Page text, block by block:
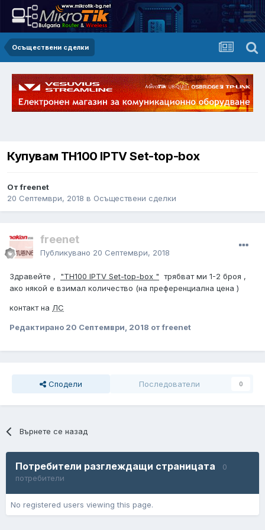
Осъществени сделки
Купувам TH100 IPTV Set-top-box
От freenet
20 Септември, 2018 в Осъществени сделки
freenet
Публикувано 20 Септември, 2018
Здравейте , "TH100 IPTV Set-top-box " трябват ми 1-2 броя ,
ако някой е взимал количество (на преференциална цена )
контакт на ЛС
Редактирано 20 Септември, 2018 от freenet
Сподели Последователи 0
Върнете се назад
Потребители разглеждащи страницата
0
потребители
No registered users viewing this page.